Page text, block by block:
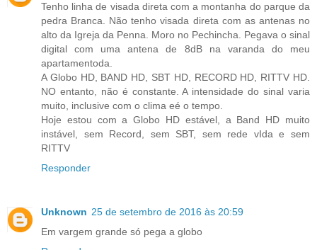
Tenho linha de visada direta com a montanha do parque da
pedra Branca. Não tenho visada direta com as antenas no
alto da Igreja da Penna. Moro no Pechincha. Pegava o sinal
digital com uma antena de 8dB na varanda do meu
apartamentoda.
A Globo HD, BAND HD, SBT HD, RECORD HD, RITTV HD.
NO entanto, não é constante. A intensidade do sinal varia
muito, inclusive com o clima eé o tempo.
Hoje estou com a Globo HD estável, a Band HD muito
instável, sem Record, sem SBT, sem rede vIda e sem
RITTV
Responder
Unknown 25 de setembro de 2016 às 20:59
Em vargem grande só pega a globo